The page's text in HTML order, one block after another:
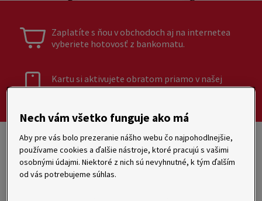
Zaplatíte s ňou v obchodoch aj na internetea
vyberiete hotovosť z bankomatu.
Kartu si aktivujete obratom priamo v našej
mobilnej aplikácii.
Flexibilná pôžička na kartuje revolvingový úver, ktorý
umožňuje flexibilné splácanie, a splatené peniaze
opakovane využívať. A práve s virtuálnou kartou je to
najpohodlnejšie.Zaplatíte s ňou rovnako jednoducho ako
Nech vám všetko funguje ako má
Aby pre vás bolo prezeranie nášho webu čo najpohodlnejšie,
používame cookies a ďalšie nástroje, ktoré pracujú s vašimi
osobnými údajmi. Niektoré z nich sú nevyhnutné, k tým ďalším
od vás potrebujeme súhlas.